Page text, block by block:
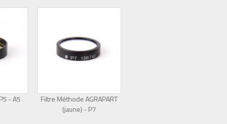
- A5
Filtre Méthode AGRAPART
(jaune) - P7